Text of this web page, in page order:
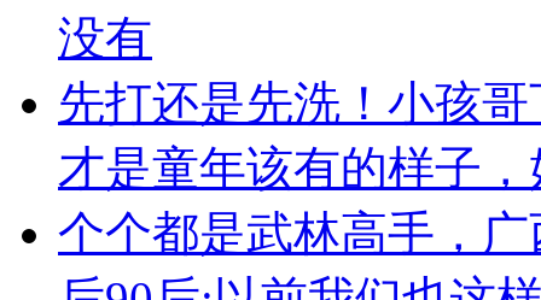
没有
先打还是先洗！小孩
才是童年该有的样子
个个都是武林高手，